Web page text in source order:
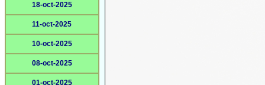
18-oct-2025
11-oct-2025
10-oct-2025
08-oct-2025
01-oct-2025